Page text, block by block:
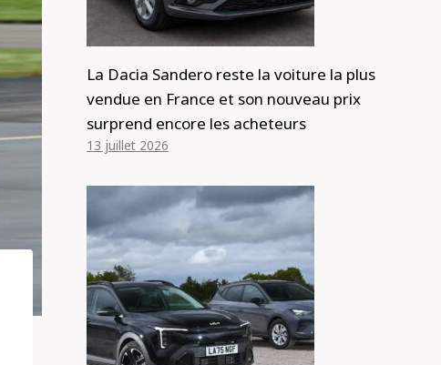
La Dacia Sandero reste la voiture la plus
vendue en France et son nouveau prix
surprend encore les acheteurs
13 juillet 2026